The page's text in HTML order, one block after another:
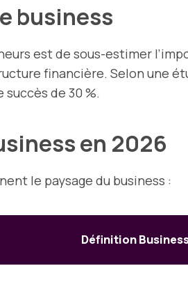
business
est de sous-estimer
financière. Selon une
de 30 %.
en 2026
le paysage du business :
Définition